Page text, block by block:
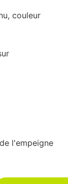
couleur
l'empeigne